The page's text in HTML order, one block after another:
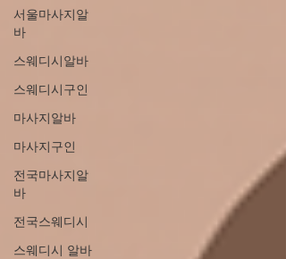
서울마사지알
바
스웨디시알바
스웨디시구인
마사지알바
마사지구인
전국마사지알
바
전국스웨디시
스웨디시 알바